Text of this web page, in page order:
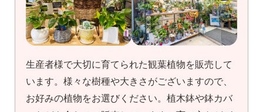
生産者様で大切に育てられた観葉植物を販売して
います。様々な樹種や大きさがございますので、
お好みの植物をお選びください。植木鉢や鉢カバ